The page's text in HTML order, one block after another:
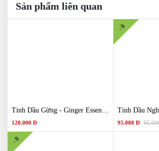
Sản phẩm liên quan
Tinh Dầu Gừng - Ginger Essential Oil
120.000 Đ 95.000 Đ
- 0
- 0